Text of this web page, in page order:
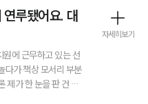
점
너 로펌
리
색
루됐어요. 대
원에 근무하고 있는 선
자세히보기